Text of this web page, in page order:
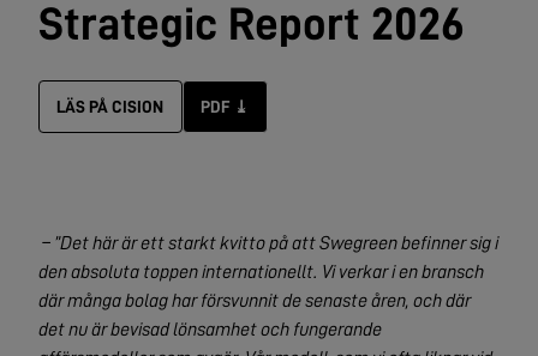
Strategic Report 2026
LÄS PÅ CISION PDF ⤓
– ”Det här är ett starkt kvitto på att Swegreen befinner sig i
den absoluta toppen internationellt. Vi verkar i en bransch
där många bolag har försvunnit de senaste åren, och där
det nu är bevisad lönsamhet och fungerande